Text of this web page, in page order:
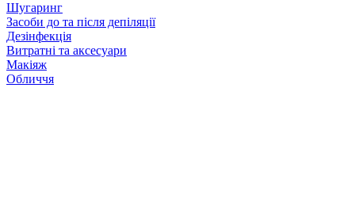
Шугаринг
Засоби до та після депіляції
Дезінфекція
Витратні та аксесуари
Макіяж
Обличчя